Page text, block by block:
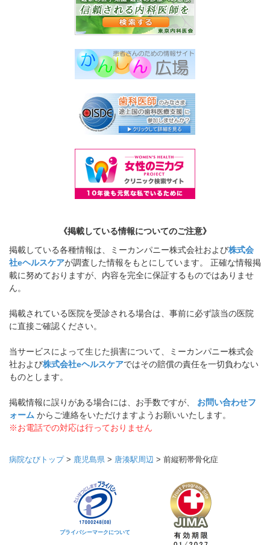
《掲載している情報についてのご注意》
掲載している各種情報は、ミーカンパニー株式会社および株式会
社eヘルスケアが調査した情報をもとにしています。 正確な情報掲
載に努めておりますが、内容を完全に保証するものではありませ
ん。
掲載されている医院を受診される場合は、事前に必ず該当の医院
に直接ご確認ください。
当サービスによって生じた損害について、ミーカンパニー株式会
社および株式会社eヘルスケアではその賠償の責任を一切負わない
ものとします。
掲載情報に誤りがある場合には、お手数ですが、 お問い合わせフ
ォーム からご連絡をいただけますようお願いいたします。
※お電話での対応は行っておりません
病院なびトップ> 鹿児島県 > 唐湊駅周辺 > 前縦靭帯骨化症
プライバシーマークについて